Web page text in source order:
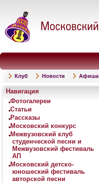
Клуб Новости Афиша
Навигация
Фотогалереи
Статьи
Рассказы
Московский конкурс
Межвузовский клуб
студенческой песни и
Межвузовский фестиваль
АП
Московский детско-
юношеский фестиваль
авторской песни